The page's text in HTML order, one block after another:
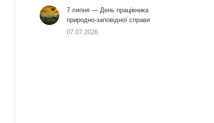
7 липня — День працівника
природно-заповідної справи
07.07.2026